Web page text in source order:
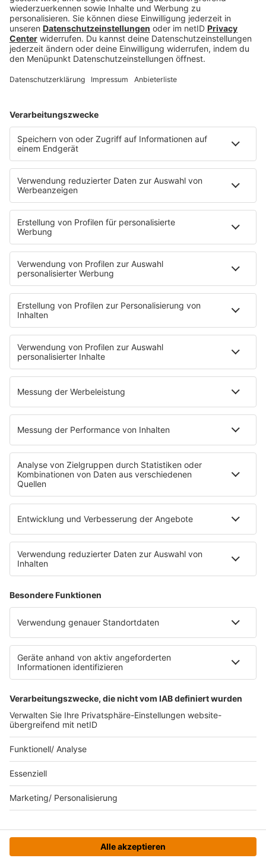
Fitness: Gehör geschädigt
dank zu lauter Musik
Neue Studie zeigt: Für Motivation im
MEHR LESEN
VORHERIGE NÄCHSTE
HOME
INFOS
Kontakt
Jobs & Praktika
Pressekontakt
Presse & Downloads
Wetter
EMPFANG
Übersicht
bigFM App
radio.de
radioplayer.de
Partner
WERBUNG
Leistungen und Produkte
Mediadaten und Preisliste
Ansprechpartner
RECHTLICHES
Impressum
Datenschutz
Datenschutzeinstellungen
Datenverarbeitung bei Gewinnspielen
Teilnahmebedingungen
Bildnachweise
KI-Leitlinie
© bigFM - Eine Marke der Audiotainment Südwest GmbH &
Co. KG